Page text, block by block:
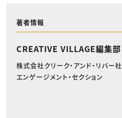
著者情報
CREATIVE VILLAGE編集部
株式会社クリーク・アンド・リバー社
エンゲージメント・セクション